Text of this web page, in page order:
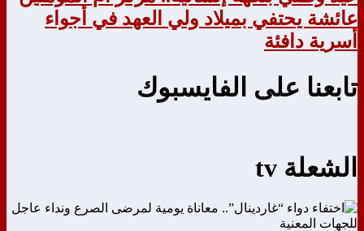
عائشة يحتفي بميلاد ولي العهد في أجواء
أسرية دافئة
تابعنا على الفايسبوك
الشعلة tv